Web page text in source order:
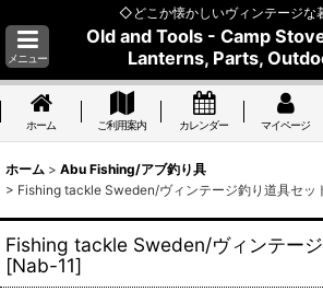
◇どこか懐かしいヴィンテージ
メニュー
Old and Tools - Camp
Lanterns, Parts,
ホーム ご利用案内 カレンダー マイページ
ホーム > Abu Fishing/アブ釣り具
> Fishing tackle Sweden/ヴィンテージ釣り道具セッ
Fishing tackle Sweden/ヴィンテージ
[Nab-11]